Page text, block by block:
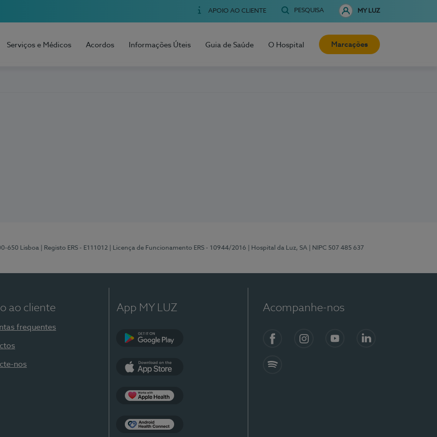
APOIO AO CLIENTE PESQUISA MY LUZ
Serviços e Médicos Acordos Informações Úteis Guia de Saúde O Hospital Marcações
650 Lisboa | Registo ERS - E111012 | Licença de Funcionamento ERS - 10944/2016 | Hospital da Luz, SA | NIPC 507 485 637
ao cliente
frequentes
nos
App MY LUZ Acompanhe-nos